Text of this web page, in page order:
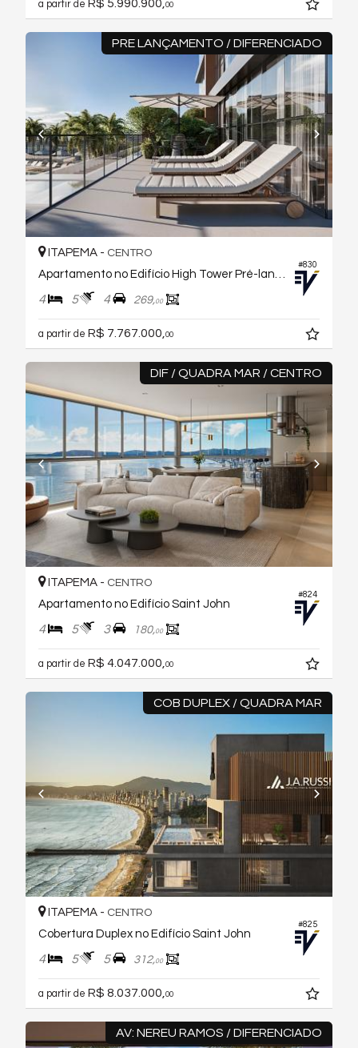
a partir de R$ 5.990.900, 00
PRE LANÇAMENTO / DIFERENCIADO
#830
ITAPEMA - CENTRO
Apartamento no Edifício High Tower Pré-lançamento
4 5 4 269,00
a partir de R$ 7.767.000, 00
DIF / QUADRA MAR / CENTRO
#824
ITAPEMA - CENTRO
Apartamento no Edifício Saint John
4 5 3 180,00
a partir de R$ 4.047.000, 00
COB DUPLEX / QUADRA MAR
#825
ITAPEMA - CENTRO
Cobertura Duplex no Edifício Saint John
4 5 5 312,00
a partir de R$ 8.037.000, 00
AV: NEREU RAMOS / DIFERENCIADO